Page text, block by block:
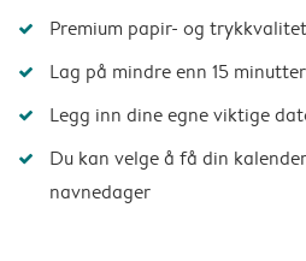
Premium papir- og trykkvalitet
Lag på mindre enn 15 minutter
Legg inn dine egne viktige
Du kan velge å få din
navnedager